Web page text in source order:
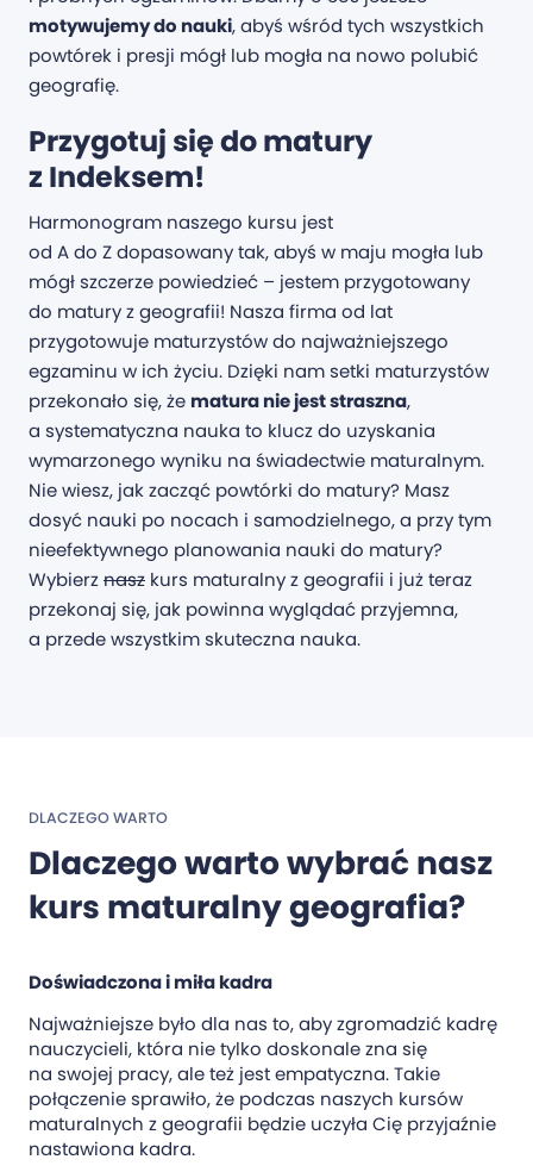
motywujemy do nauki, abyś wśród tych wszystkich
powtórek i presji mógł lub mogła na nowo polubić
geografię.
Przygotuj się do matury
z Indeksem!
Harmonogram naszego kursu jest
od A do Z dopasowany tak, abyś w maju mogła lub
mógł szczerze powiedzieć – jestem przygotowany
do matury z geografii! Nasza firma od lat
przygotowuje maturzystów do najważniejszego
egzaminu w ich życiu. Dzięki nam setki maturzystów
przekonało się, że matura nie jest straszna,
a systematyczna nauka to klucz do uzyskania
wymarzonego wyniku na świadectwie maturalnym.
Nie wiesz, jak zacząć powtórki do matury? Masz
dosyć nauki po nocach i samodzielnego, a przy tym
nieefektywnego planowania nauki do matury?
Wybierznasz kurs maturalny z geografii i już teraz
przekonaj się, jak powinna wyglądać przyjemna,
a przede wszystkim skuteczna nauka.
DLACZEGO WARTO
Dlaczego warto wybrać nasz
kurs maturalny geografia?
Doświadczona i miła kadra
Najważniejsze było dla nas to, aby zgromadzić kadrę
nauczycieli, która nie tylko doskonale zna się
na swojej pracy, ale też jest empatyczna. Takie
połączenie sprawiło, że podczas naszych kursów
maturalnych z geografii będzie uczyła Cię przyjaźnie
nastawiona kadra.